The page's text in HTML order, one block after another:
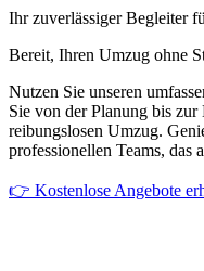
Ihr zuverlässiger Begleiter
Bereit, Ihren Umzug ohne
Nutzen Sie unseren
Sie von der Planung bis
reibungslosen Umzug.
professionellen Teams, das
👉 Kostenlose Angebote